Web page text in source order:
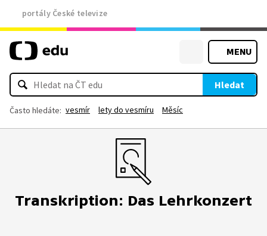
portály České televize
MENU
Hledat
Často hledáte: vesmír lety do vesmíru Měsíc
Transkription: Das Lehrkonzert